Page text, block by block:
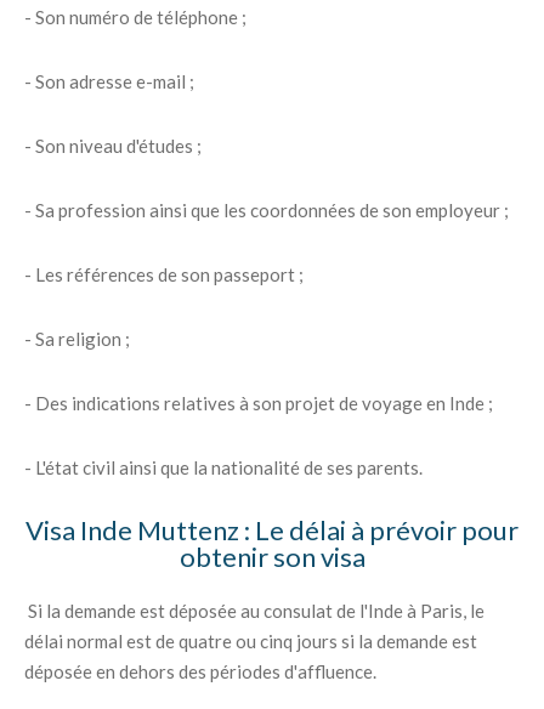
- Son numéro de téléphone ;
- Son adresse e-mail ;
- Son niveau d'études ;
- Sa profession ainsi que les coordonnées de son employeur ;
- Les références de son passeport ;
- Sa religion ;
- Des indications relatives à son projet de voyage en Inde ;
- L'état civil ainsi que la nationalité de ses parents.
Visa Inde Muttenz : Le délai à prévoir pour
obtenir son visa
Si la demande est déposée au consulat de l'Inde à Paris, le
délai normal est de quatre ou cinq jours si la demande est
déposée en dehors des périodes d'affluence.